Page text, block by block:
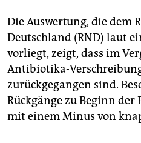
Die Auswertung, die dem
Deutschland (RND) laut
vorliegt, zeigt, dass im
Antibiotika-
zurückgegangen sind.
Rückgänge zu Beginn
mit einem Minus von